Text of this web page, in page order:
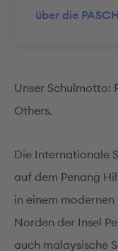
über die
Unser Schulmotto:
Others.
Die Internationale
auf dem Penang
in einem
Norden der Insel
auch malaysische